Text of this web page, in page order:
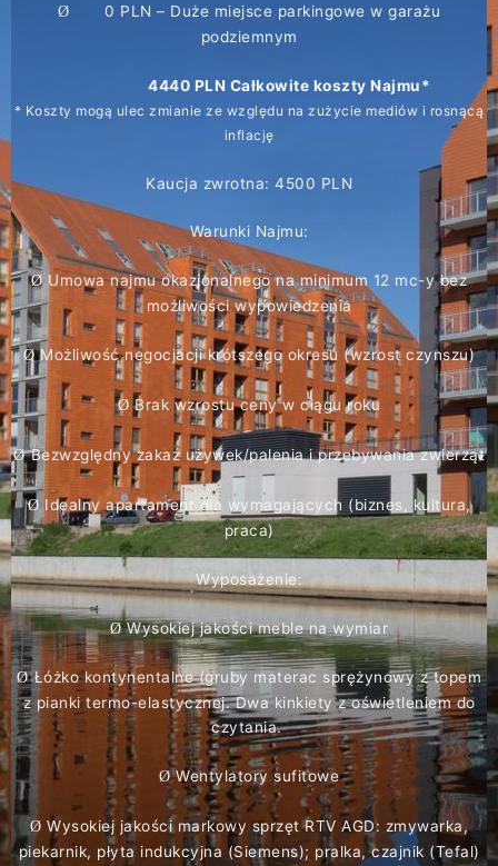
Ø
0 PLN – Duże miejsce parkingowe w garażu
podziemnym
4440 PLN Całkowite koszty Najmu*
* Koszty mogą ulec zmianie ze względu na zużycie mediów i rosnącą
inflację
Kaucja zwrotna: 4500 PLN
Warunki Najmu:
Ø Umowa najmu okazjonalnego na minimum 12 mc-y bez
możliwości wypowiedzenia
Ø Możliwość negocjacji krótszego okresu (wzrost czynszu)
Ø Brak wzrostu ceny w ciągu roku
Ø Bezwzględny zakaz używek/palenia i przebywania zwierząt
Ø Idealny apartament dla wymagających (biznes, kultura,
praca)
Wyposażenie:
Ø Wysokiej jakości meble na wymiar
Ø Łóżko kontynentalne (gruby materac sprężynowy z topem
z pianki termo-elastycznej. Dwa kinkiety z oświetleniem do
czytania.
Ø Wentylatory sufitowe
Ø Wysokiej jakości markowy sprzęt RTV AGD: zmywarka,
piekarnik, płyta indukcyjna (Siemens); pralka, czajnik (Tefal)